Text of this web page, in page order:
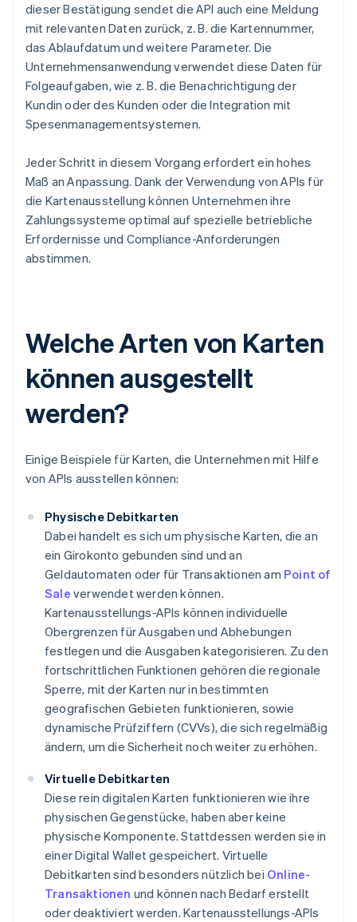
dieser Bestätigung sendet die API auch eine Meldung
mit relevanten Daten zurück, z. B. die Kartennummer,
das Ablaufdatum und weitere Parameter. Die
Unternehmensanwendung verwendet diese Daten für
Folgeaufgaben, wie z. B. die Benachrichtigung der
Kundin oder des Kunden oder die Integration mit
Spesenmanagementsystemen.
Jeder Schritt in diesem Vorgang erfordert ein hohes
Maß an Anpassung. Dank der Verwendung von APIs für
die Kartenausstellung können Unternehmen ihre
Zahlungssysteme optimal auf spezielle betriebliche
Erfordernisse und Compliance-Anforderungen
abstimmen.
Welche Arten von Karten
können ausgestellt
werden?
Einige Beispiele für Karten, die Unternehmen mit Hilfe
von APIs ausstellen können:
Physische Debitkarten
Dabei handelt es sich um physische Karten, die an
ein Girokonto gebunden sind und an
Geldautomaten oder für Transaktionen am Point of
Sale verwendet werden können.
Kartenausstellungs-APIs können individuelle
Obergrenzen für Ausgaben und Abhebungen
festlegen und die Ausgaben kategorisieren. Zu den
fortschrittlichen Funktionen gehören die regionale
Sperre, mit der Karten nur in bestimmten
geografischen Gebieten funktionieren, sowie
dynamische Prüfziffern (CVVs), die sich regelmäßig
ändern, um die Sicherheit noch weiter zu erhöhen.
Virtuelle Debitkarten
Diese rein digitalen Karten funktionieren wie ihre
physischen Gegenstücke, haben aber keine
physische Komponente. Stattdessen werden sie in
einer Digital Wallet gespeichert. Virtuelle
Debitkarten sind besonders nützlich bei Online-
Transaktionen und können nach Bedarf erstellt
oder deaktiviert werden. Kartenausstellungs-APIs